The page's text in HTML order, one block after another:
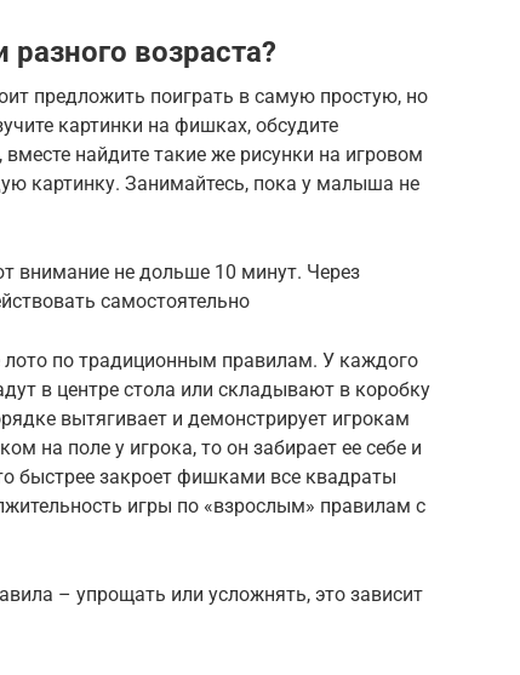
возраста?
предложить поиграть в самую простую, но
картинки на фишках, обсудите
найдите такие же рисунки на игровом
картинку. Занимайтесь, пока у малыша не
внимание не дольше 10 минут. Через
самостоятельно
лото по традиционным правилам. У каждого
в центре стола или складывают в коробку
вытягивает и демонстрирует игрокам
на поле у игрока, то он забирает ее себе и
быстрее закроет фишками все квадраты
игры по «взрослым» правилам с
– упрощать или усложнять, это зависит